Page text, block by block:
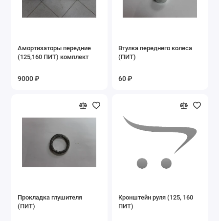
Запасные части на мопед Stingray, Nordwing
Запасные части на мотоцикл YX250GY-C5C
Запасные части на мотоциклы Lifan
Запасные части на Пегас
Запасные части на пит-байки
Запасные части на разные мопеды
Запасные части на разные мотоциклы
Запасные части на снегоскутер LMSS-2014
Амортизаторы передние
(125,160 ПИТ) комплект
9000 ₽
Втулка переднего колеса
(ПИТ)
60 ₽
Прокладка глушителя
(ПИТ)
Кронштейн руля (125, 160
ПИТ)